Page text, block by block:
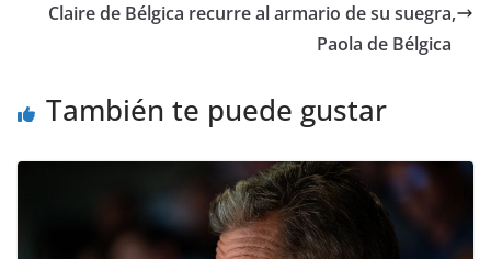
Claire de Bélgica recurre al armario de su suegra,
Paola de Bélgica
También te puede gustar